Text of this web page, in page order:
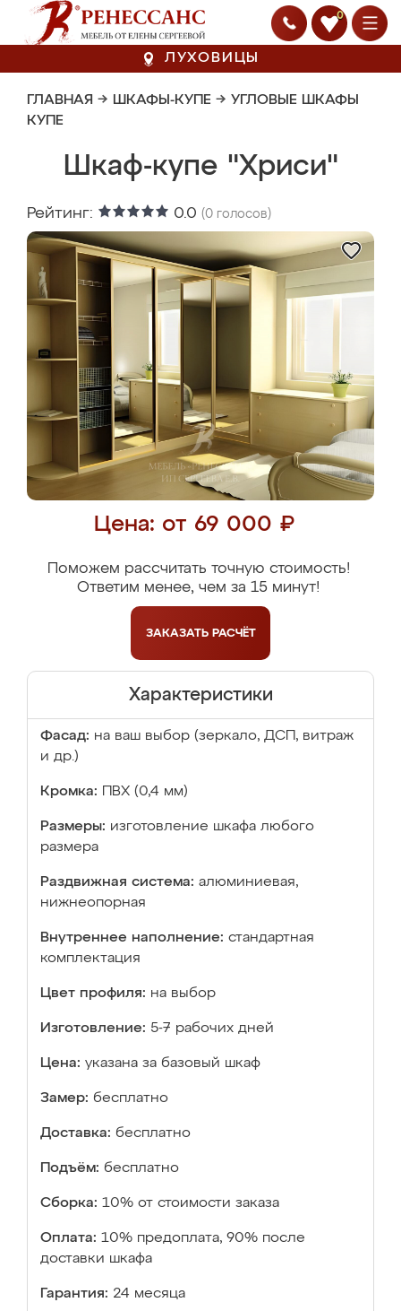
0
ЛУХОВИЦЫ
ГЛАВНАЯ → ШКАФЫ-КУПЕ → УГЛОВЫЕ ШКАФЫ
КУПЕ
Шкаф-купе "Хриси"
Рейтинг: 0.0 (0 голосов)
Цена: от 69 000 ₽
Поможем рассчитать точную стоимость!
Ответим менее, чем за 15 минут!
ЗАКАЗАТЬ РАСЧЁТ
Характеристики
Фасад: на ваш выбор (зеркало, ДСП, витраж
и др.)
Кромка: ПВХ (0,4 мм)
Размеры: изготовление шкафа любого
размера
Раздвижная система: алюминиевая,
нижнеопорная
Внутреннее наполнение: стандартная
комплектация
Цвет профиля: на выбор
Изготовление: 5-7 рабочих дней
Цена: указана за базовый шкаф
Замер: бесплатно
Доставка: бесплатно
Подъём: бесплатно
Сборка: 10% от стоимости заказа
Оплата: 10% предоплата, 90% после
доставки шкафа
Гарантия: 24 месяца